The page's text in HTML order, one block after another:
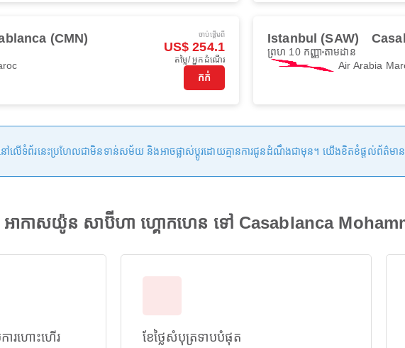
(CMN) ចាប់ផ្ដើមពី
US$ 254.1
តម្លៃ/ អ្នកដំណើរ
កក់
Istanbul (SAW)
ព្រហ 10 កញ្ញា តាមដាន
Air Arabia
លើទំព័រនេះប្រហែលជាមិនទាន់សម័យ និងអាចផ្លាស់ប្តូរដោយគ្មានការជូនដំណឹងជាមុន។ យើងខិតខំផ្តល់ព័ត៌មានត្
អាកាសយ៉ូន សាប៊ីហា ហ្គោកហេន ទៅ Casablanca
ារហោះហើរ ខែថ្លៃសំបុត្រទាបបំផុត